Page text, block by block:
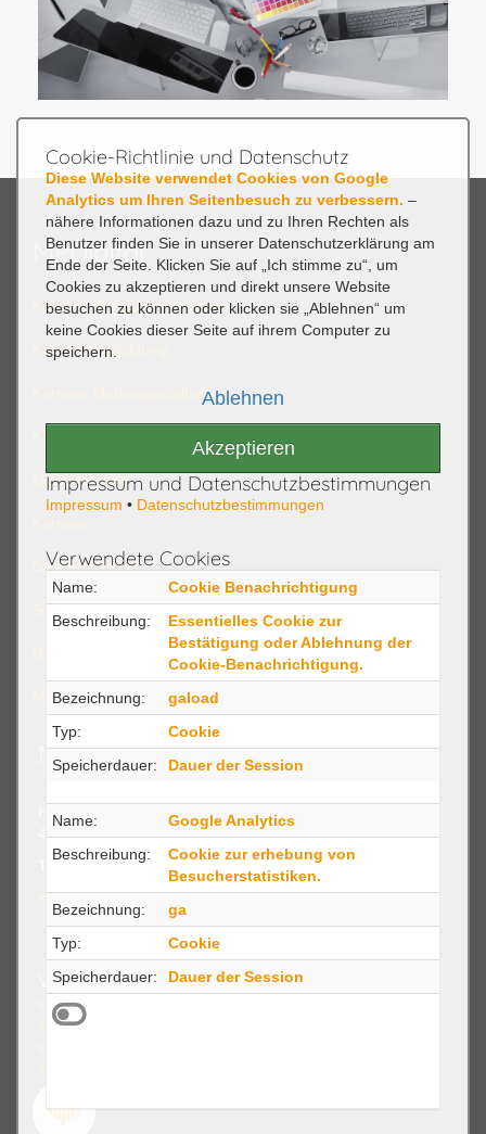
MPDigital
Karriere IT Fachinformatiker
Karriere Ausbildung
Karriere Mediengestalter/in
Karriere Studium Bachelor Master Pratikum
Dienstleistung
Geschäftsfelder
Software
Medienvorstufe
MPDigital GmbH
Heckinghauser Str. 21-31
42289 Wuppertal
Telefon: +49 (0)202 28327580
Kontakt-mit-MPD@mpdigital.de
weitere Projekte:
www.mpdigital.de
www.cx30.de
Cookie-Richtlinie und Datenschutz
Diese Website verwendet Cookies von Google
Analytics um Ihren Seitenbesuch zu verbessern. –
nähere Informationen dazu und zu Ihren Rechten als
Benutzer finden Sie in unserer Datenschutzerklärung am
Ende der Seite. Klicken Sie auf „Ich stimme zu“, um
Cookies zu akzeptieren und direkt unsere Website
besuchen zu können oder klicken sie „Ablehnen“ um
keine Cookies dieser Seite auf ihrem Computer zu
speichern.
Ablehnen
Akzeptieren
Impressum und Datenschutzbestimmungen
Impressum • Datenschutzbestimmungen
Verwendete Cookies
Name:
Cookie Benachrichtigung
Beschreibung:
Essentielles Cookie zur
Bestätigung oder Ablehnung der
Cookie-Benachrichtigung.
Bezeichnung:
gaload
Typ:
Cookie
Speicherdauer:
Dauer der Session
Name:
Google Analytics
Beschreibung:
Cookie zur erhebung von
Besucherstatistiken.
Bezeichnung:
ga
Typ:
Cookie
Speicherdauer:
Dauer der Session